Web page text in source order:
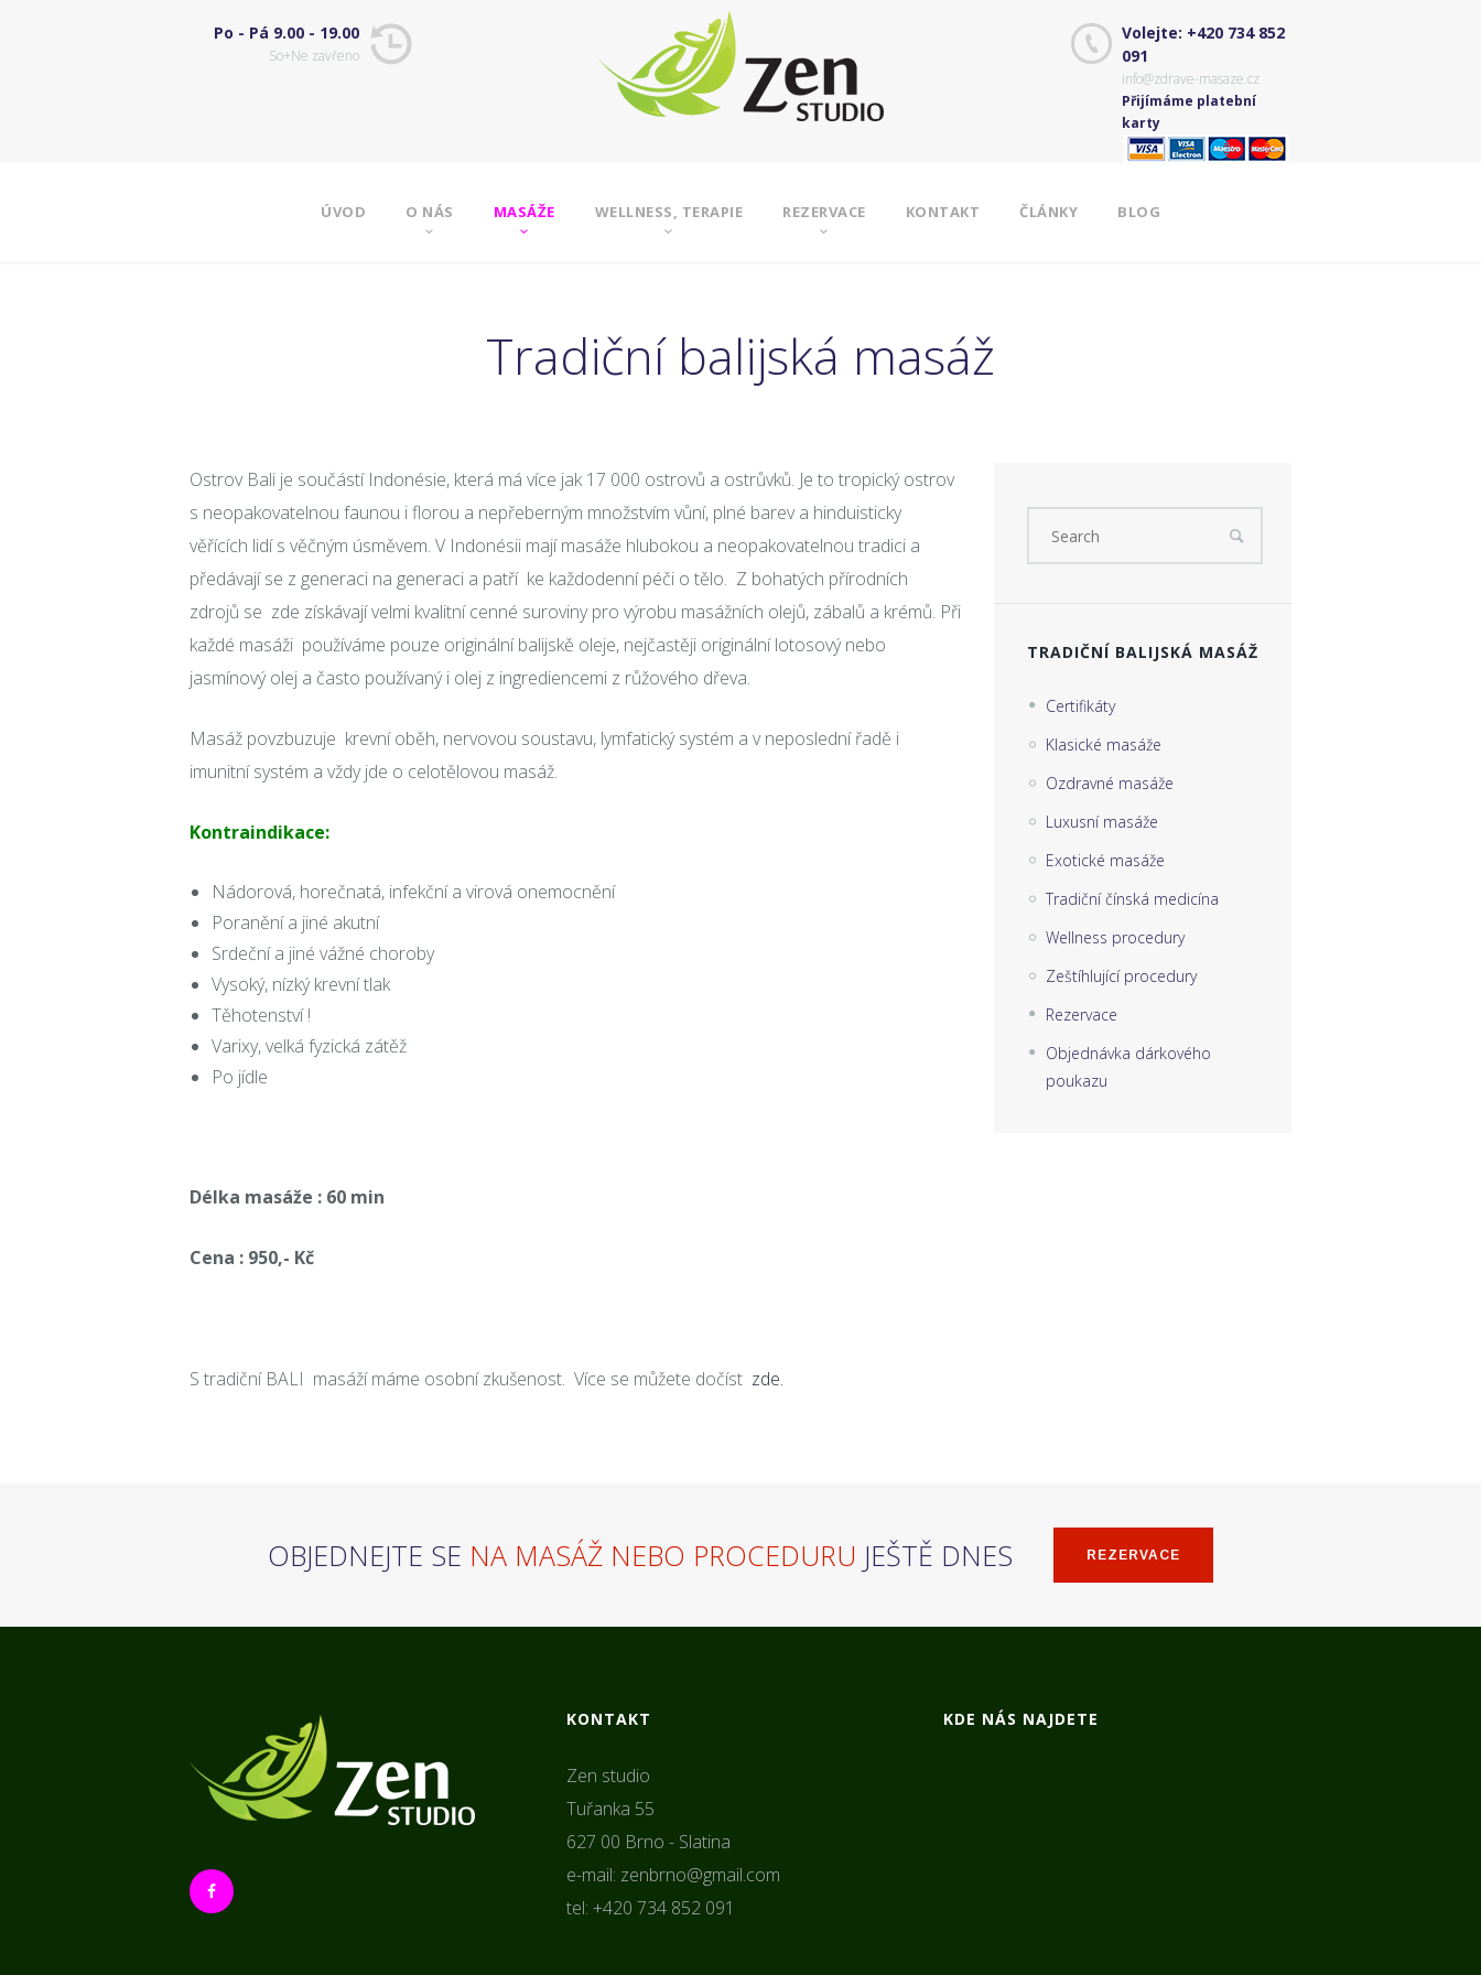
Po - Pá 9.00 - 19.00
So+Ne zavřeno
Volejte: +420 734 852
091
info@zdrave-masaze.cz
Přijímáme platební
karty
ÚVOD O NÁS MASÁŽE WELLNESS, TERAPIE REZERVACE KONTAKT ČLÁNKY BLOG
Tradiční balijská masáž
Ostrov Bali je součástí Indonésie, která má více jak 17 000 ostrovů a ostrůvků. Je to tropický ostrov
s neopakovatelnou faunou i florou a nepřeberným množstvím vůní, plné barev a hinduisticky
věřících lidí s věčným úsměvem. V Indonésii mají masáže hlubokou a neopakovatelnou tradici a
předávají se z generaci na generaci a patří ke každodenní péči o tělo. Z bohatých přírodních
zdrojů se zde získávají velmi kvalitní cenné suroviny pro výrobu masážních olejů, zábalů a krémů. Při
každé masáži používáme pouze originální balijskě oleje, nejčastěji originální lotosový nebo
jasmínový olej a často používaný i olej z ingrediencemi z růžového dřeva.
Masáž povzbuzuje krevní oběh, nervovou soustavu, lymfatický systém a v neposlední řadě i
imunitní systém a vždy jde o celotělovou masáž.
Kontraindikace:
Nádorová, horečnatá, infekční a virová onemocnění
Poranění a jiné akutní
Srdeční a jiné vážné choroby
Vysoký, nízký krevní tlak
Těhotenství !
Varixy, velká fyzická zátěž
Po jídle
Délka masáže : 60 min
Cena : 950,- Kč
S tradiční BALI masáží máme osobní zkušenost. Více se můžete dočíst zde.
TRADIČNÍ BALIJSKÁ MASÁŽ
Certifikáty
Klasické masáže
Ozdravné masáže
Luxusní masáže
Exotické masáže
Tradiční čínská medicína
Wellness procedury
Zeštíhlující procedury
Rezervace
Objednávka dárkového
poukazu
OBJEDNEJTE SE NA MASÁŽ NEBO PROCEDURU JEŠTĚ DNES REZERVACE
KONTAKT
Zen studio
Tuřanka 55
627 00 Brno - Slatina
e-mail: zenbrno@gmail.com
tel: +420 734 852 091
KDE NÁS NAJDETE